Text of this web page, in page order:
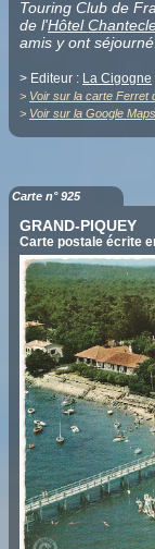
Touring Club de
de l'Hôtel
amis y ont séjourné.
> Editeur : La Cigogne
> Voir sur la carte Ferret
> Voir sur la Google
Carte n° 925
GRAND-PIQUEY
Carte postale écrite